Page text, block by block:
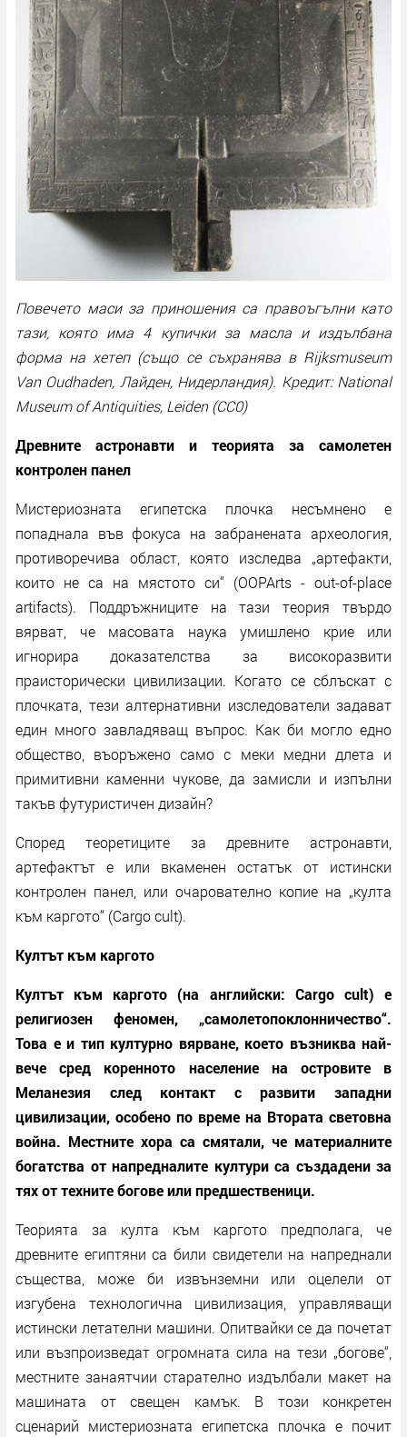
Повечето маси за приношения са правоъгълни като
тази, която има 4 купички за масла и издълбана
форма на хетеп (също се съхранява в Rijksmuseum
Van Oudhaden, Лайден, Нидерландия). Кредит: National
Museum of Antiquities, Leiden (CC0)
Древните астронавти и теорията за самолетен
контролен панел
Мистериозната египетска плочка несъмнено е
попаднала във фокуса на забранената археология,
противоречива област, която изследва „артефакти,
които не са на мястото си“ (OOPArts - out-of-place
artifacts). Поддръжниците на тази теория твърдо
вярват, че масовата наука умишлено крие или
игнорира доказателства за високоразвити
праисторически цивилизации. Когато се сблъскат с
плочката, тези алтернативни изследователи задават
един много завладяващ въпрос. Как би могло едно
общество, въоръжено само с меки медни длета и
примитивни каменни чукове, да замисли и изпълни
такъв футуристичен дизайн?
Според теоретиците за древните астронавти,
артефактът е или вкаменен остатък от истински
контролен панел, или очарователно копие на „култа
към каргото“ (Cargo cult).
Култът към каргото
Култът към каргото (на английски: Cargo cult) е
религиозен феномен, „самолетопоклонничество“.
Това е и тип културно вярване, което възниква най-
вече сред коренното население на островите в
Меланезия след контакт с развити западни
цивилизации, особено по време на Втората световна
война. Местните хора са смятали, че материалните
богатства от напредналите култури са създадени за
тях от техните богове или предшественици.
Теорията за култа към каргото предполага, че
древните египтяни са били свидетели на напреднали
същества, може би извънземни или оцелели от
изгубена технологична цивилизация, управляващи
истински летателни машини. Опитвайки се да почетат
или възпроизведат огромната сила на тези „богове“,
местните занаятчии старателно издълбали макет на
машината от свещен камък. В този конкретен
сценарий мистериозната египетска плочка е почит